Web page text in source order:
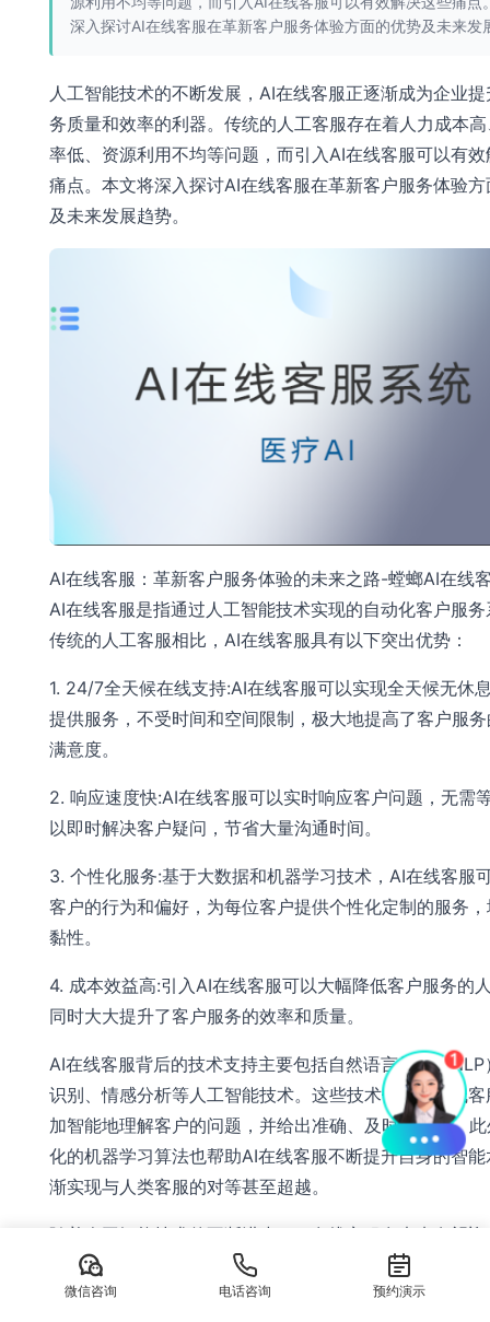
深入探讨AI在线客服在革新客户服务体验方面的优势及未来发
人工智能技术的不断发展，AI在线客服正逐渐成为企业
务质量和效率的利器。传统的人工客服存在着人力成本
率低、资源利用不均等问题，而引入AI在线客服可以有
痛点。本文将深入探讨AI在线客服在革新客户服务体验
及未来发展趋势。
AI在线客服：革新客户服务体验的未来之路-螳螂AI在线
AI在线客服是指通过人工智能技术实现的自动化客户服
传统的人工客服相比，AI在线客服具有以下突出优势：
1. 24/7全天候在线支持:AI在线客服可以实现全天候无休
提供服务，不受时间和空间限制，极大地提高了客户服
满意度。
2. 响应速度快:AI在线客服可以实时响应客户问题，无需
以即时解决客户疑问，节省大量沟通时间。
3. 个性化服务:基于大数据和机器学习技术，AI在线客服
客户的行为和偏好，为每位客户提供个性化定制的服务
黏性。
4. 成本效益高:引入AI在线客服可以大幅降低客户服务的
同时大大提升了客户服务的效率和质量。
AI在线客服背后的技术支持主要包括自然语言处理（NLP
识别、情感分析等人工智能技术。这些技术使得AI在线
加智能地理解客户的问题，并给出准确、及时的答复。
化的机器学习算法也帮助AI在线客服不断提升自身的智
渐实现与人类客服的对等甚至超越。
随着人工智能技术的不断进步，AI在线客服在未来有望
的发展空间。未来AI在线客服的发展趋势主要包括：
微信咨询 电话咨询 预约演示